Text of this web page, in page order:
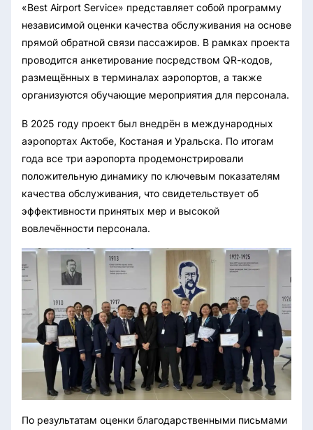
«Best Airport Service» представляет собой программу
независимой оценки качества обслуживания на основе
прямой обратной связи пассажиров. В рамках проекта
проводится анкетирование посредством QR-кодов,
размещённых в терминалах аэропортов, а также
организуются обучающие мероприятия для персонала.
В 2025 году проект был внедрён в международных
аэропортах Актобе, Костаная и Уральска. По итогам
года все три аэропорта продемонстрировали
положительную динамику по ключевым показателям
качества обслуживания, что свидетельствует об
эффективности принятых мер и высокой
вовлечённости персонала.
По результатам оценки благодарственными письмами